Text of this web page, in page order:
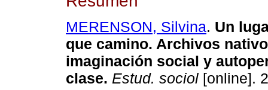
MERENSON, Silvina. Un
que camino. Archivos
imaginación social y
clase. Estud. sociol [online].